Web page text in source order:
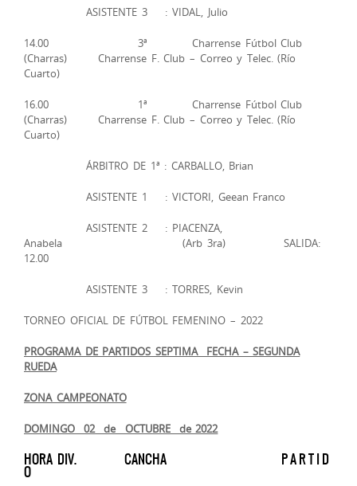
ASISTENTE 3 : VIDAL, Julio
14.00 3ª Charrense Fútbol Club
(Charras) Charrense F. Club – Correo y Telec. (Río
Cuarto)
16.00 1ª Charrense Fútbol Club
(Charras) Charrense F. Club – Correo y Telec. (Río
Cuarto)
ÁRBITRO DE 1ª : CARBALLO, Brian
ASISTENTE 1 : VICTORI, Geean Franco
ASISTENTE 2 : PIACENZA,
Anabela (Arb 3ra) SALIDA:
12.00
ASISTENTE 3 : TORRES, Kevin
TORNEO OFICIAL DE FÚTBOL FEMENINO – 2022
PROGRAMA DE PARTIDOS ­­SEPTIMA FECHA – SEGUNDA
RUEDA
ZONA CAMPEONATO
DOMINGO 02 de OCTUBRE de 2022
HORA DIV. CANCHA P A R T I D
O